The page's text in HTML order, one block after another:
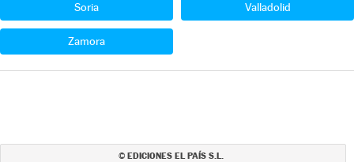
Soria Valladolid
Zamora
© EDICIONES EL PAÍS S.L.